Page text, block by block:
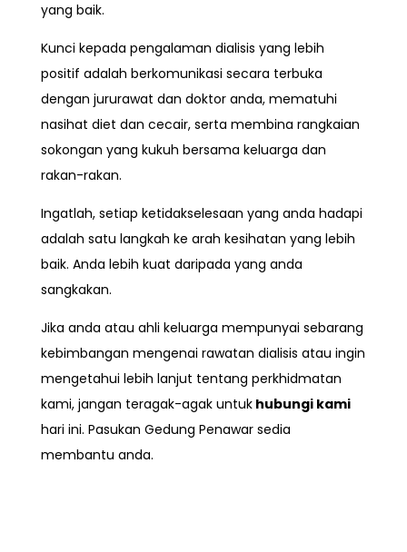
yang baik.
Kunci kepada pengalaman dialisis yang lebih
positif adalah berkomunikasi secara terbuka
dengan jururawat dan doktor anda, mematuhi
nasihat diet dan cecair, serta membina rangkaian
sokongan yang kukuh bersama keluarga dan
rakan-rakan.
Ingatlah, setiap ketidakselesaan yang anda hadapi
adalah satu langkah ke arah kesihatan yang lebih
baik. Anda lebih kuat daripada yang anda
sangkakan.
Jika anda atau ahli keluarga mempunyai sebarang
kebimbangan mengenai rawatan dialisis atau ingin
mengetahui lebih lanjut tentang perkhidmatan
kami, jangan teragak-agak untukhubungi kami
hari ini. Pasukan Gedung Penawar sedia
membantu anda.